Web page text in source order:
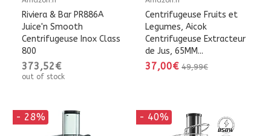
Riviera & Bar PR886A
Juice'n Smooth
Centrifugeuse Inox Class
800
373,52€
out of stock
Centrifugeuse Fruits et
Legumes, Aicok
Centrifugeuse Extracteur
de Jus, 65MM...
37,00€ 49,99€
- 28% - 40%